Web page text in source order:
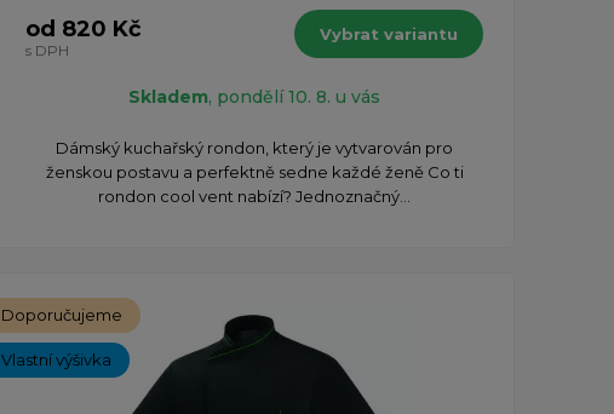
od 820 Kč
s DPH
Vybrat variantu
Skladem, pondělí 10. 8. u vás
Dámský kuchařský rondon, který je vytvarován pro
ženskou postavu a perfektně sedne každé ženě Co ti
rondon cool vent nabízí? Jednoznačný...
Doporučujeme
Vlastní výšivka